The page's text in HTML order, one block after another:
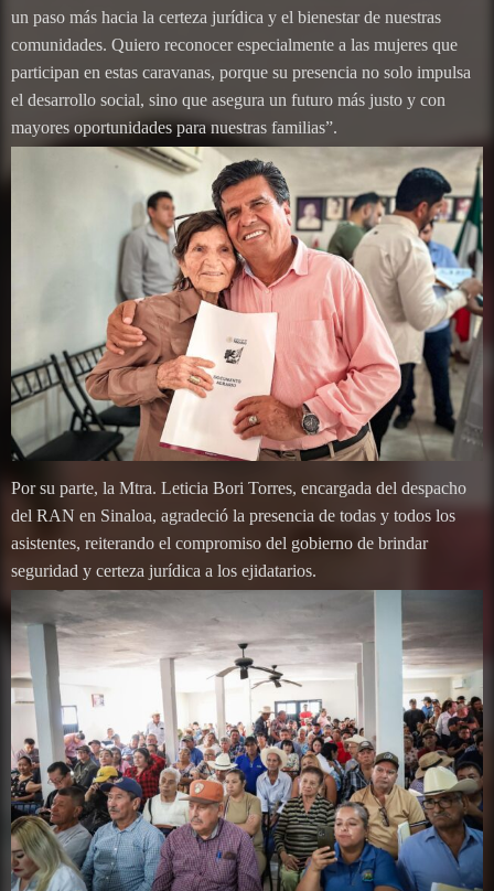
un paso más hacia la certeza jurídica y el bienestar de nuestras
comunidades. Quiero reconocer especialmente a las mujeres que
participan en estas caravanas, porque su presencia no solo impulsa
el desarrollo social, sino que asegura un futuro más justo y con
mayores oportunidades para nuestras familias”.
Por su parte, la Mtra. Leticia Bori Torres, encargada del despacho
del RAN en Sinaloa, agradeció la presencia de todas y todos los
asistentes, reiterando el compromiso del gobierno de brindar
seguridad y certeza jurídica a los ejidatarios.